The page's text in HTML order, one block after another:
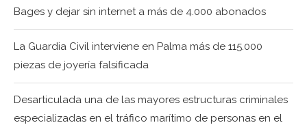
Bages y dejar sin internet a más de 4.000 abonados
La Guardia Civil interviene en Palma más de 115.000
piezas de joyería falsificada
Desarticulada una de las mayores estructuras criminales
especializadas en el tráfico marítimo de personas en el